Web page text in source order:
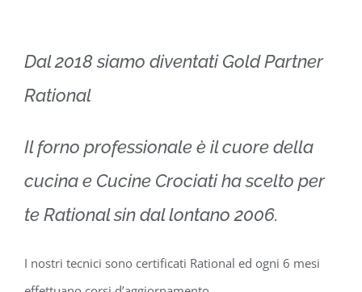
Dal 2018 siamo diventati Gold Partner
Rational
Il forno professionale è il cuore della
cucina e Cucine Crociati ha scelto per
te Rational sin dal lontano 2006.
I nostri tecnici sono certificati Rational ed ogni 6 mesi